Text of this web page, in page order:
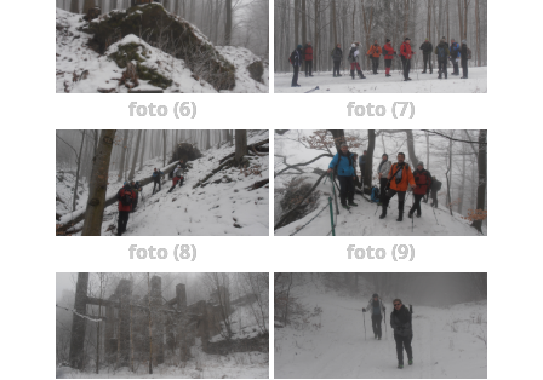
foto (6) foto (7)
foto (8) foto (9)